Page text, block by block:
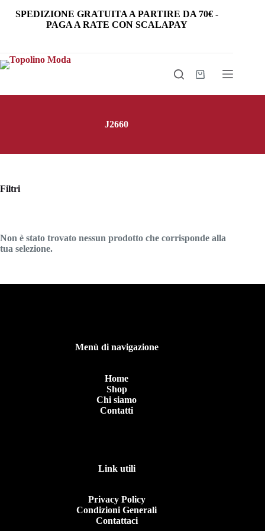
SPEDIZIONE GRATUITA A PARTIRE DA 70€ -
PAGA A RATE CON SCALAPAY
Carrello
J2660
Non è stato trovato nessun prodotto che corrisponde alla
tua selezione.
Filtri
Menù di navigazione
Home
Shop
Chi siamo
Contatti
Link utili
Privacy Policy
Condizioni Generali
Contattaci